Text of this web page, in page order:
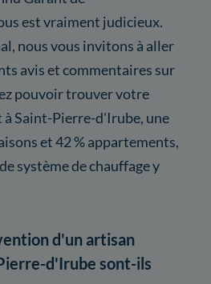
est vraiment judicieux.
nous vous invitons à aller
avis et commentaires sur
pouvoir trouver votre
Saint-Pierre-d'Irube, une
et 42 % appartements,
système de chauffage y
d'un artisan
d'Irube sont-ils